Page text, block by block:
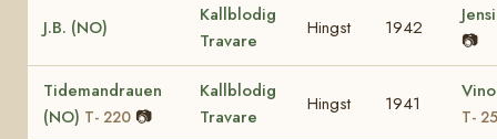
J.B. (NO)
Kallblodig
Travare
Hingst 1942
📷
Tidemandrauen
(NO) T- 220 📷
Kallblodig
Travare
Hingst 1941
T-